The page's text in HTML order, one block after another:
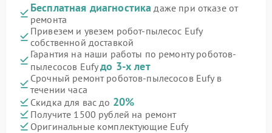
Бесплатная диагностика даже при отказе от
ремонта
Привезем и увезем робот-пылесос Eufy
собственной доставкой
Гарантия на наши работы по ремонту роботов-
пылесосов Eufyдо 3-х лет
Срочный ремонт роботов-пылесосов Eufy в
течении часа
Скидка для вас до 20%
Получите 1500 рублей на ремонт
Оригинальные комплектующие Eufy